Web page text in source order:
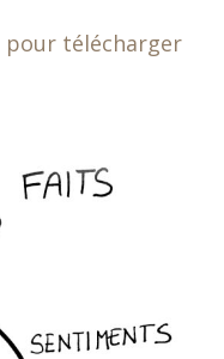
pour télécharger